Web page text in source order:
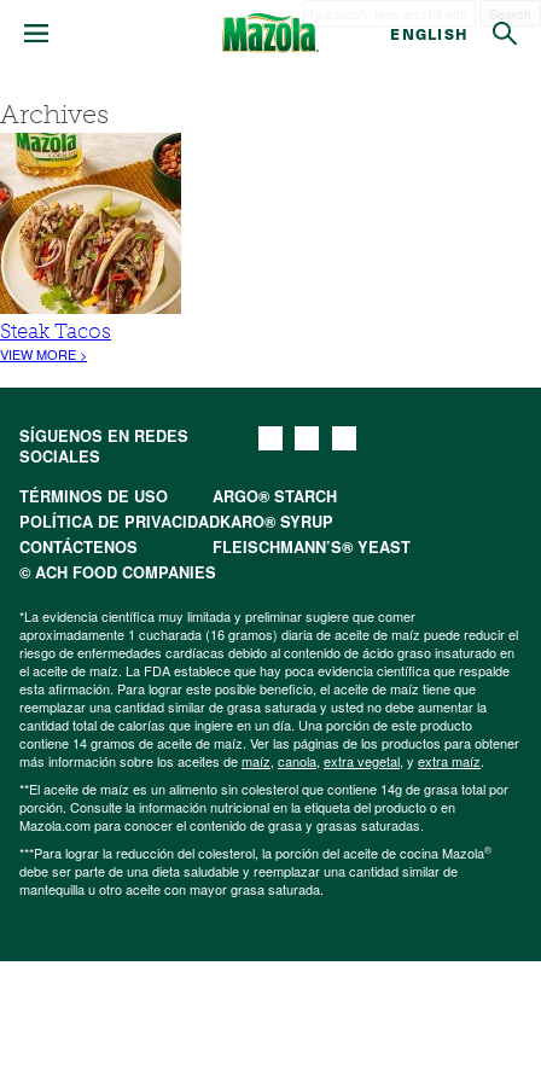
ENGLISH
Archives
Steak Tacos
VIEW MORE >
SÍGUENOS EN REDES
SOCIALES
TÉRMINOS DE USO
ARGO® STARCH
POLÍTICA DE PRIVACIDADKARO® SYRUP
CONTÁCTENOS
FLEISCHMANN’S® YEAST
© ACH FOOD COMPANIES
*La evidencia científica muy limitada y preliminar sugiere que comer
aproximadamente 1 cucharada (16 gramos) diaria de aceite de maíz puede reducir el
riesgo de enfermedades cardíacas debido al contenido de ácido graso insaturado en
el aceite de maíz. La FDA establece que hay poca evidencia científica que respalde
esta afirmación. Para lograr este posible beneficio, el aceite de maíz tiene que
reemplazar una cantidad similar de grasa saturada y usted no debe aumentar la
cantidad total de calorías que ingiere en un día. Una porción de este producto
contiene 14 gramos de aceite de maíz. Ver las páginas de los productos para obtener
más información sobre los aceites demaíz, canola, extra vegetal, y extra maíz.
**El aceite de maíz es un alimento sin colesterol que contiene 14g de grasa total por
porción. Consulte la información nutricional en la etiqueta del producto o en
Mazola.com para conocer el contenido de grasa y grasas saturadas.
***Para lograr la reducción del colesterol, la porción del aceite de cocina Mazola®
debe ser parte de una dieta saludable y reemplazar una cantidad similar de
mantequilla u otro aceite con mayor grasa saturada.